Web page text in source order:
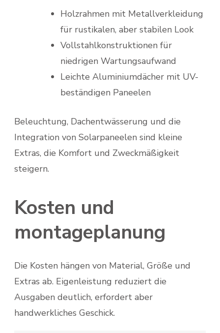
Holzrahmen mit Metallverkleidung
für rustikalen, aber stabilen Look
Vollstahlkonstruktionen für
niedrigen Wartungsaufwand
Leichte Aluminiumdächer mit UV-
beständigen Paneelen
Beleuchtung, Dachentwässerung und die
Integration von Solarpaneelen sind kleine
Extras, die Komfort und Zweckmäßigkeit
steigern.
Kosten und
montageplanung
Die Kosten hängen von Material, Größe und
Extras ab. Eigenleistung reduziert die
Ausgaben deutlich, erfordert aber
handwerkliches Geschick.